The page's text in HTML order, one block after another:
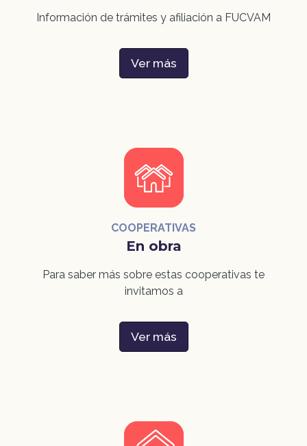
Información de trámites y afiliación a FUCVAM
Ver más
COOPERATIVAS
En obra
Para saber más sobre estas cooperativas te
invitamos a
Ver más